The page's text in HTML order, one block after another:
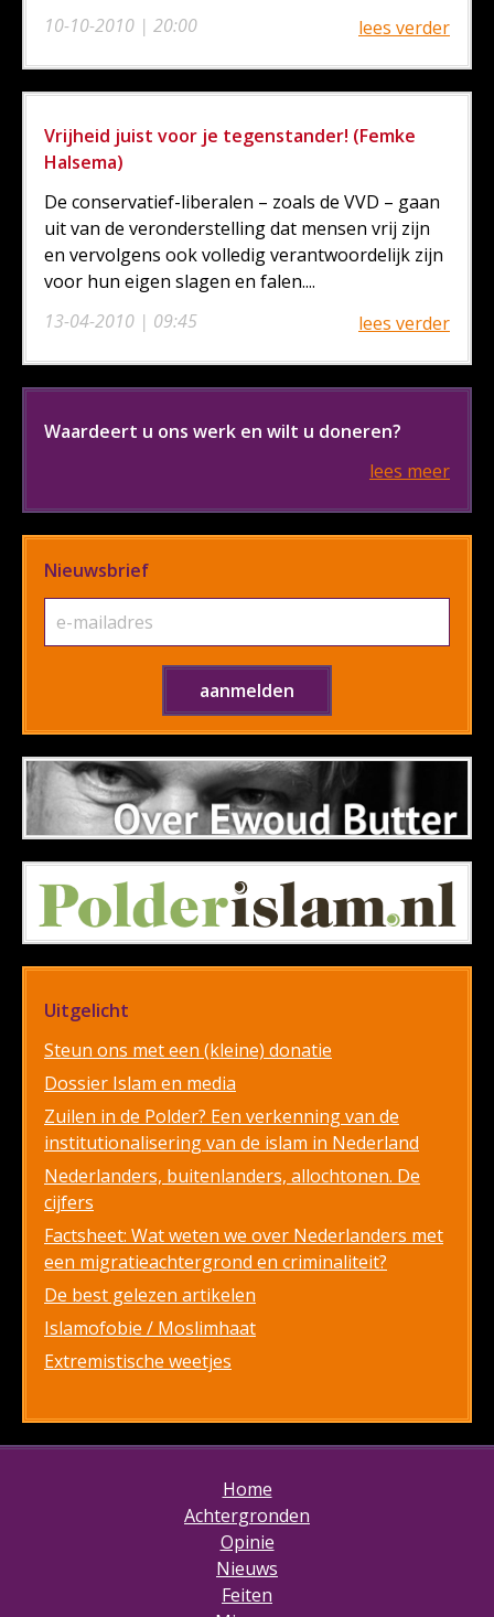
10-10-2010 | 20:00
lees verder
Vrijheid juist voor je tegenstander! (Femke
Halsema)
13-04-2010 | 09:45
De conservatief-liberalen – zoals de VVD – gaan
uit van de veronderstelling dat mensen vrij zijn
en vervolgens ook volledig verantwoordelijk zijn
voor hun eigen slagen en falen....
lees verder
Waardeert u ons werk en wilt u doneren?
lees meer
Nieuwsbrief
Uitgelicht
Steun ons met een (kleine) donatie
Dossier Islam en media
Zuilen in de Polder? Een verkenning van de
institutionalisering van de islam in Nederland
Nederlanders, buitenlanders, allochtonen. De
cijfers
Factsheet: Wat weten we over Nederlanders met
een migratieachtergrond en criminaliteit?
De best gelezen artikelen
Islamofobie / Moslimhaat
Extremistische weetjes
Home
Achtergronden
Opinie
Nieuws
Feiten